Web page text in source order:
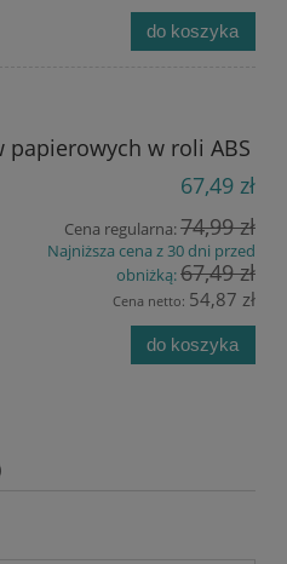
do koszyka
w roli ABS
67,49 zł
Cena regularna:74,99 zł
Najniższa cena z 30 dni przed
obniżką:67,49 zł
Cena netto: 54,87 zł
do koszyka